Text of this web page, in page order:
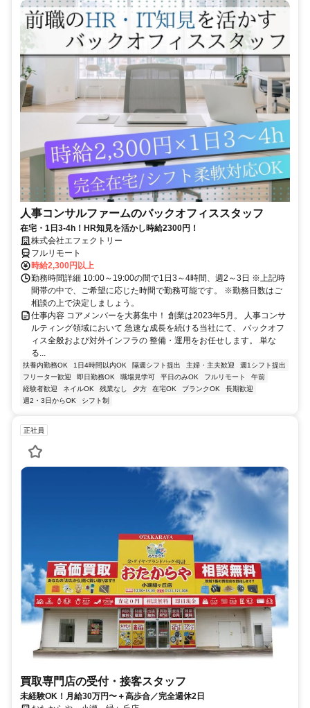
人事コンサルファームのバックオフィススタッフ
在宅・1日3-4h！HR知見を活かし時給2300円！
株式会社エフェクトリー
フルリモート
時給2,300円以上
勤務時間詳細 10:00～19:00の間で1日3～4時間、週2～3日 ※上記時
間帯の中で、ご希望に応じた時間で勤務可能です。 ※勤務日数はご
相談の上で決定しましょう。
仕事内容 コアメンバーを大募集中！ 創業は2023年5月。 人事コンサ
ルティング領域において 急速な成長を続ける当社にて、 バックオフ
ィス全般および対外インフラの 整備・運用をお任せします。 単な
る...
扶養内勤務OK 1日4時間以内OK 隔週シフト提出 主婦・主夫歓迎
週1シフト提出
フリーター歓迎
即日勤務OK 職場見学可 平日のみOK フルリモート
午前
経験者歓迎
ネイルOK 残業なし 夕方 在宅OK ブランクOK
長期歓迎
週2・3日からOK
シフト制
正社員
買取専門店の受付・接客スタッフ
未経験OK！月給30万円〜＋高歩合／完全週休2日